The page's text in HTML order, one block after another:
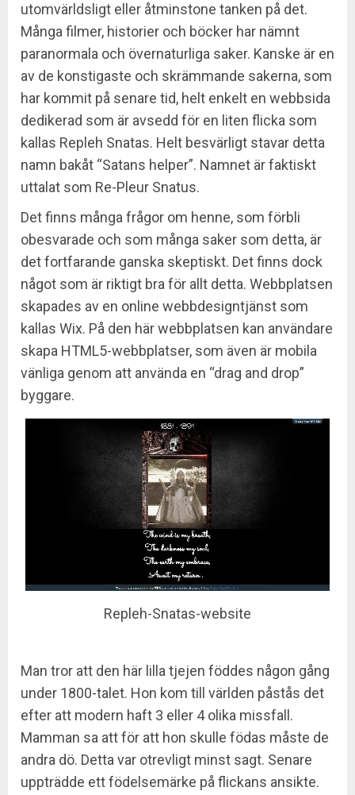
utomvärldsligt eller åtminstone tanken på det.
Många filmer, historier och böcker har nämnt
paranormala och övernaturliga saker. Kanske är en
av de konstigaste och skrämmande sakerna, som
har kommit på senare tid, helt enkelt en webbsida
dedikerad som är avsedd för en liten flicka som
kallas Repleh Snatas. Helt besvärligt stavar detta
namn bakåt “Satans helper”. Namnet är faktiskt
uttalat som Re-Pleur Snatus.
Det finns många frågor om henne, som förbli
obesvarade och som många saker som detta, är
det fortfarande ganska skeptiskt. Det finns dock
något som är riktigt bra för allt detta. Webbplatsen
skapades av en online webbdesigntjänst som
kallas Wix. På den här webbplatsen kan användare
skapa HTML5-webbplatser, som även är mobila
vänliga genom att använda en “drag and drop”
byggare.
Repleh-Snatas-website
Man tror att den här lilla tjejen föddes någon gång
under 1800-talet. Hon kom till världen påstås det
efter att modern haft 3 eller 4 olika missfall.
Mamman sa att för att hon skulle födas måste de
andra dö. Detta var otrevligt minst sagt. Senare
uppträdde ett födelsemärke på flickans ansikte.